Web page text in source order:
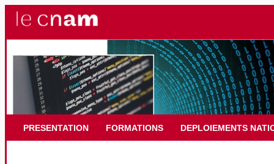
PRESENTATION FORMATIONS DEPLOIEMENTS